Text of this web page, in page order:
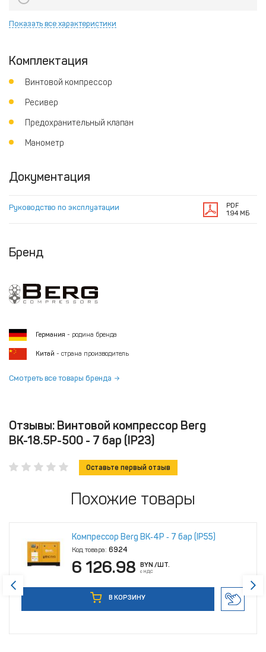
Показать все характеристики
Комплектация
Винтовой компрессор
Ресивер
Предохранительный клапан
Манометр
Документация
Руководство по эксплуатации
PDF
1.94 МБ
Бренд
Германия - родина бренда
Китай - страна производитель
Смотреть все товары бренда
Отзывы: Винтовой компрессор Berg
ВК-18.5Р-500 - 7 бар (IP23)
Оставьте первый отзыв
Похожие товары
Компрессор Berg ВК‑4Р ‑ 7 бар (IP55)
Код товара: 6924
6 126.98 BYN /ШТ.
с НДС
В КОРЗИНУ